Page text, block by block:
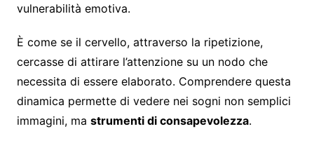
vulnerabilità emotiva.
È come se il cervello, attraverso la ripetizione,
cercasse di attirare l’attenzione su un nodo che
necessita di essere elaborato. Comprendere questa
dinamica permette di vedere nei sogni non semplici
immagini, ma strumenti di consapevolezza.